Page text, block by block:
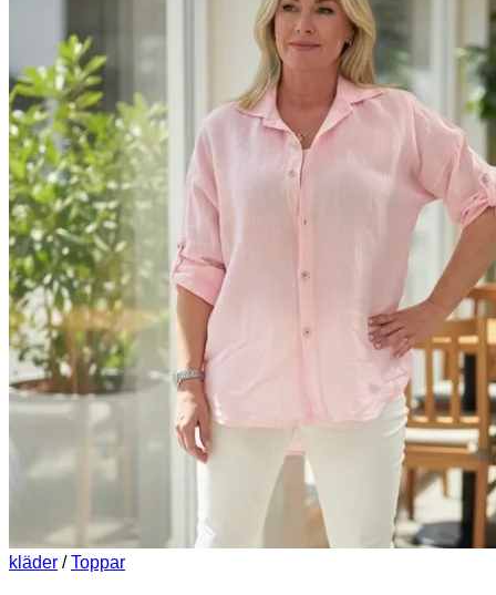
kläder / Toppar